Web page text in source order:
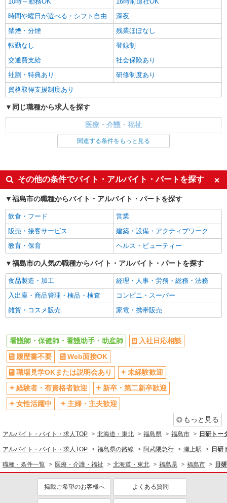
福島市＊看護助手＊日払いOK！推し活の軍資
金も即ゲット◎
時給1350円〜2062円 ＜日払い有/週払い有/交
通費全支給(ガソリン代含む)＞
福島市 最寄り駅：福島
キープ 詳細を見る
派遣社員
株式会社kotrio /●SD-H-1993093
時給1350円〜2062円 ＜日払い有/週払い有/交
通費全支給(ガソリン代含む)＞
キープ 詳細を見る
派遣社員
株式会社kotrio /●SD-H-1909205
≪福島市／看護助手≫子育て世代活躍中！働き
時給1350円〜2062円 ＜日払い有/週払い有/交
キープ 詳細を見る
派遣社員
福島市★病院でお掃除/食事の配膳など♪★激募
★
時給1450円〜2062円 ＜日払い有/週払い有/交
通費全支給(ガソリン代含む)＞
福島市 最寄り駅：福島
キープ
アスケア訪問入浴 福島
看護師（訪問入浴）
月給258,000円〜274,000円（地域による） 別
途交通費支給（30000円上限/月） 別途残業手当
（月平均残業時間20時間）残業代全額支給
アスケア訪問入浴 福島 福島県福島市南矢野
時間や曜日が選べる・シフト自由
深夜
禁煙・分煙
残業ほぼなし
転勤なし
登録制
交通費支給
社会保険あり
社割・特典あり
研修制度あり
資格取得支援制度あり
同じ職種から求人を探す
医療・介護・福祉
看護師・保健師・看護助手・助産師
未経験歓迎
ミドル（40代～）活躍中
週2～3日勤務OK
深夜
交通費支給
社会保険あり
関連する条件をもっと見る
その他の条件でバイト・アルバイト・パートを探す
福島市の職種からバイト・アルバイト・パートを探す
飲食・フード
営業
販売・接客サービス
建築・設備・アクティブワーク
教育・保育
ヘルス・ビューティー
福島市の人気の職種からバイト・アルバイト・パートを探す
食品製造・加工
経理・人事・労務・総務・法務
入出庫・商品管理・検品・検査
コンビニ・スーパー
雑貨・コスメ販売
家電・携帯販売
看護師・保健師・看護助手・助産師
入社日応相談
履歴書不要
Web面接OK
職場見学OKまたは説明会あり
未経験歓迎
経験者・有資格者歓迎
新卒・第二新卒歓迎
女性活躍中
主婦・主夫歓迎
もっと見る
アルバイト・バイト・求人TOP 北海道・東北 福島県 福島市 日研トー
アルバイト・バイト・求人TOP 福島県の路線 阿武隈急行 瀬上駅 日研
職種・条件一覧 医療・介護・福祉 北海道・東北 福島県 福島市 日
掲載ご希望のお客様へ よくある質問